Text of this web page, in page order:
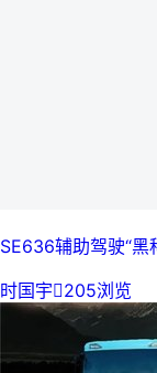
SE636辅助驾驶“
时国宇205浏览